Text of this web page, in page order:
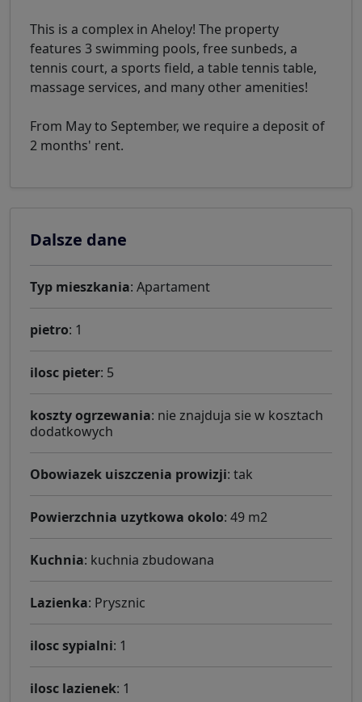
This is a complex in Aheloy! The property
features 3 swimming pools, free sunbeds, a
tennis court, a sports field, a table tennis table,
massage services, and many other amenities!
From May to September, we require a deposit of
2 months' rent.
Dalsze dane
Typ mieszkania: Apartament
pietro: 1
ilosc pieter: 5
koszty ogrzewania: nie znajduja sie w kosztach
dodatkowych
Obowiazek uiszczenia prowizji: tak
Powierzchnia uzytkowa okolo: 49 m2
Kuchnia: kuchnia zbudowana
Lazienka: Prysznic
ilosc sypialni: 1
ilosc lazienek: 1